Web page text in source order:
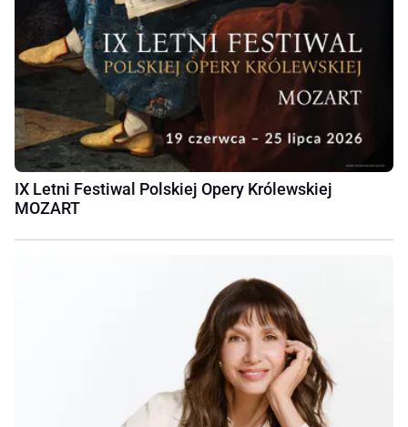
IX Letni Festiwal Polskiej Opery Królewskiej
MOZART